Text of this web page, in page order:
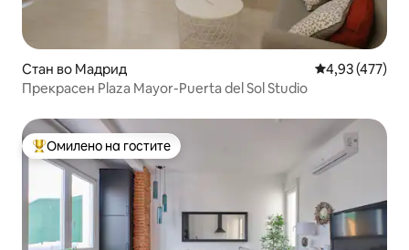
Стан во Мадрид Просечна
4,93 (477)
Прекрасен Plaza Mayor-Puerta del Sol Studio
Меѓу најуспешните „Омилени на гостите“
Омилено на гостите